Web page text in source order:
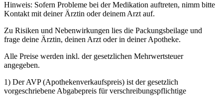
Hinweis: Sofern Probleme bei der Medikation auftreten, nimm bitte
Kontakt mit deiner Ärztin oder deinem Arzt auf.
Zu Risiken und Nebenwirkungen lies die Packungsbeilage und
frage deine Ärztin, deinen Arzt oder in deiner Apotheke.
Alle Preise werden inkl. der gesetzlichen Mehrwertsteuer
angegeben.
1) Der AVP (Apothekenverkaufspreis) ist der gesetzlich
vorgeschriebene Abgabepreis für verschreibungspflichtige